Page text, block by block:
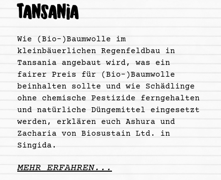
TANSANIA
Wie (Bio-)Baumwolle im
kleinbäuerlichen Regenfeldbau in
Tansania angebaut wird, was ein
fairer Preis für (Bio-)Baumwolle
beinhalten sollte und wie Schädlinge
ohne chemische Pestizide ferngehalten
und natürliche Düngemittel eingesetzt
werden, erklären euch Ashura und
Zacharia von Biosustain Ltd. in
Singida.
MEHR ERFAHREN...